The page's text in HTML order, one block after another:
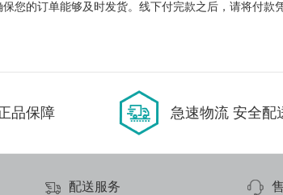
您的订单能够及时发货。线下付完款之后，请将付款
品保障 急速物流 安全配
配送服务